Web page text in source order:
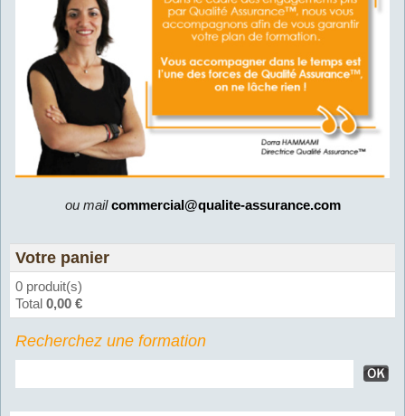
ou mailcommercial@qualite-assurance.com
Votre panier
0 produit(s)
Total 0,00 €
Recherchez une formation